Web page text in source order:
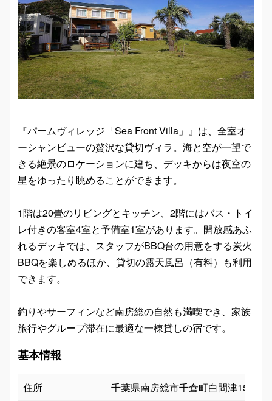
『パームヴィレッジ「Sea Front Villa」』は、全室オ
ーシャンビューの贅沢な貸切ヴィラ。海と空が一望で
きる絶景のロケーションに建ち、デッキからは夜空の
星をゆったり眺めることができます。
1階は20畳のリビングとキッチン、2階にはバス・トイ
レ付きの客室4室と予備室1室があります。開放感あふ
れるデッキでは、スタッフがBBQ台の用意をする炭火
BBQを楽しめるほか、貸切の露天風呂（有料）も利用
できます。
釣りやサーフィンなど南房総の自然も満喫でき、家族
旅行やグループ滞在に最適な一棟貸しの宿です。
基本情報
住所
千葉県南房総市千倉町白間津1554